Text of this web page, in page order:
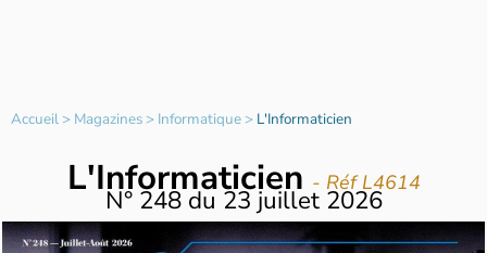
Accueil> Magazines> Informatique> L'Informaticien
L'Informaticien - Réf L4614
N° 248du23 juillet 2026